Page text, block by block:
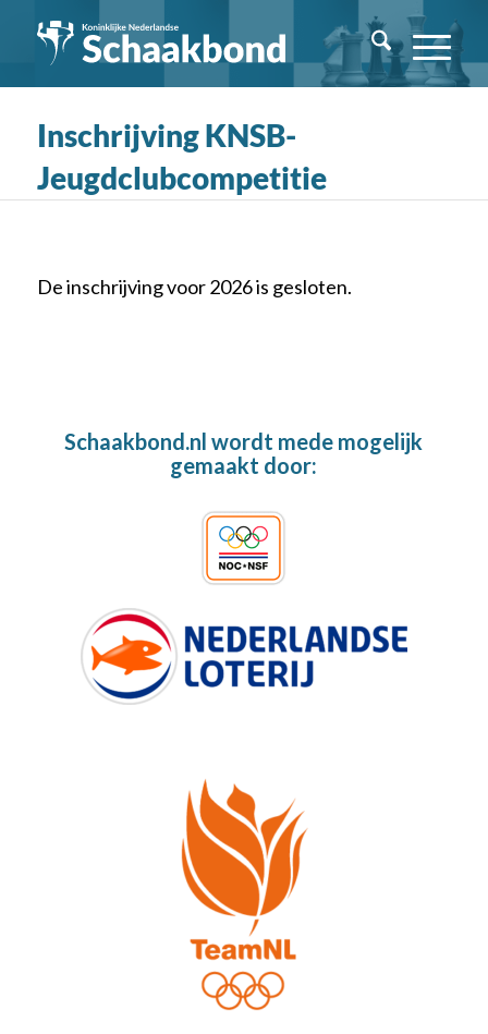
Inschrijving KNSB-
Jeugdclubcompetitie
De inschrijving voor 2026 is gesloten.
Schaakbond.nl wordt mede mogelijk
gemaakt door: